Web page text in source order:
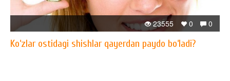
0
0
23555
​Ko‘zlar ostidagi shishlar qayerdan paydo bo‘ladi?